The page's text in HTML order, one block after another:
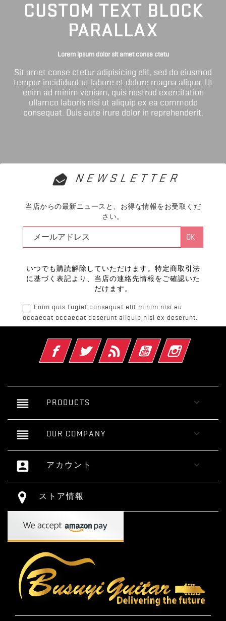
CUSTOM TEXT BLOCK
PARALLAX
Lorem ipsum dolor sit amet conse ctetu
Sit amet conse ctetur adipisicing elit, sed do eiusmod
tempor incididunt ut labore et dolore magna aliqua. Ut
enim ad minim veniam, quis nostrud exercitation
ullamco laboris nisi ut aliquip ex ea commodo
consequat. Duis aute irure dolor in reprehenderit.
NEWSLETTER
当店からの最新ニュースと、お得な情報をお受取くだ
さい。
いつでも購読解除していただけます。特定商取引法
に基づく表記より、当店の連絡先情報をご確認いた
だけます。
Enim quis fugiat consequat elit minim nisi eu
occaecat occaecat deserunt aliquip nisi ex deserunt.
FacebookTwitter RSS YouTube Instagram
reorder PRODUCTS 
reorder OUR COMPANY 
account_box アカウント 
ストア情報